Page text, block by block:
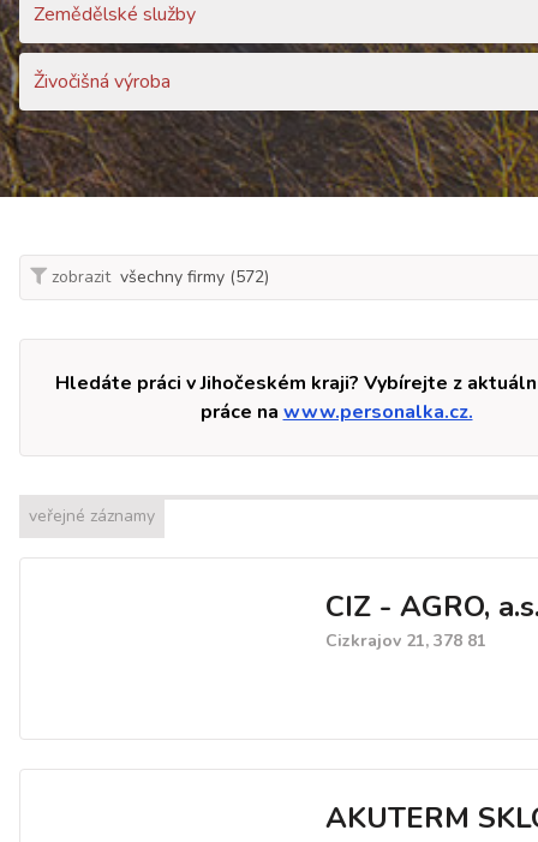
Zemědělské služby
Živočišná výroba
zobrazit
Hledáte práci v Jihočeském kraji? Vybírejte z
práce na www.personalka.cz.
veřejné záznamy
CIZ - AGRO,
Cizkrajov 21, 378 81
AKUTERM